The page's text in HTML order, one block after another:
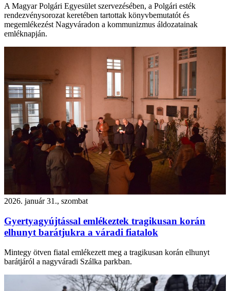
A Magyar Polgári Egyesület szervezésében, a Polgári esték
rendezvénysorozat keretében tartottak könyvbemutatót és
megemlékezést Nagyváradon a kommunizmus áldozatainak
emléknapján.
2026. január 31., szombat
Gyertyagyújtással emlékeztek tragikusan korán
elhunyt barátjukra a váradi fiatalok
Mintegy ötven fiatal emlékezett meg a tragikusan korán elhunyt
barátjáról a nagyváradi Szálka parkban.